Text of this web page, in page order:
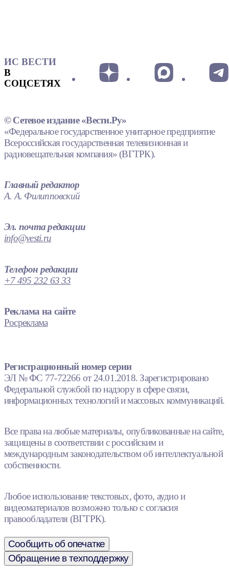
ИС ВЕСТИ
В
СОЦСЕТЯХ
© Сетевое издание «Вести.Ру»
«Федеральное государственное унитарное предприятие
Всероссийская государственная телевизионная и
радиовещательная компания» (ВГТРК).
Главный редактор
А. А. Филипповский
Эл. почта редакции
info@vesti.ru
Телефон редакции
+7 495 232 63 33
Реклама на сайте
Росреклама
Регистрационный номер серии
ЭЛ № ФС 77-72266 от 24.01.2018. Зарегистрировано
Федеральной службой по надзору в сфере связи,
информационных технологий и массовых коммуникаций.
Все права на любые материалы, опубликованные на сайте,
защищены в соответствии с российским и
международным законодательством об интеллектуальной
собственности.
Любое использование текстовых, фото, аудио и
видеоматериалов возможно только с согласия
правообладателя (ВГТРК).
Сообщить об опечатке
Обращение в техподдержку